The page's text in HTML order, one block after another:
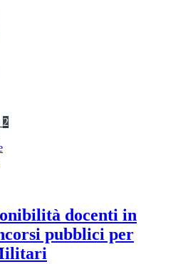
2
docenti in
pubblici per